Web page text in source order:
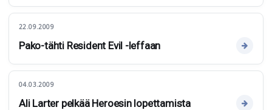
22.09.2009
Pako-tähti Resident Evil -leffaan
04.03.2009
Ali Larter pelkää Heroesin lopettamista